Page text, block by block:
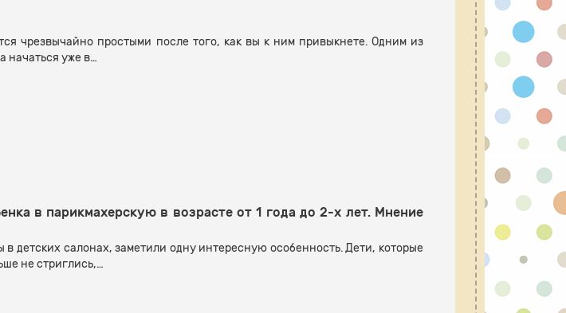
чрезвычайно простыми после того, как вы к ним привыкнете. Одним из
начаться уже в…
в парикмахерскую в возрасте от 1 года до 2-х лет. Мнение
салонах, заметили одну интересную особенность. Дети, которые
не стриглись,…